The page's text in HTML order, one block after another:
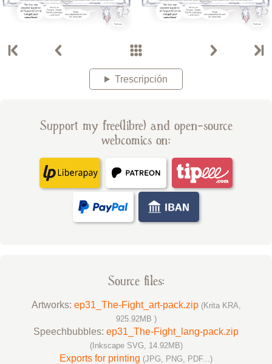
Trescripción
Support my free(libre) and open-source
webcomics on:
Source files:
Artworks: ep31_The-Fight_art-pack.zip (Krita KRA,
925.92MB )
Speechbubbles: ep31_The-Fight_lang-pack.zip
(Inkscape SVG, 14.92MB)
Exports for printing (JPG, PNG, PDF...)